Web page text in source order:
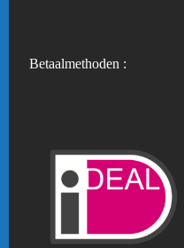
Betaalmethoden :